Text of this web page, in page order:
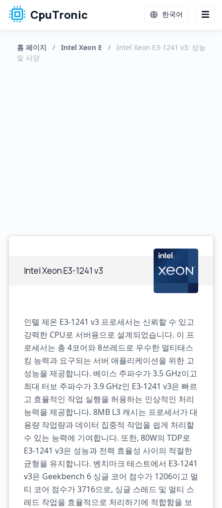
CpuTronic 한국어
홈 페이지 / Intel Xeon E /
Intel Xeon E3-1241 v3: 성능
및 사양
Intel Xeon E3-1241 v3
인텔 제온 E3-1241 v3 프로세서는 신뢰할 수 있고
강력한 CPU로 서버용으로 설계되었습니다. 이 프
로세서는 총 4코어와 8쓰레드로 우수한 멀티태스
킹 능력과 요구되는 서버 애플리케이션을 위한 고
성능을 제공합니다. 베이스 주파수가 3.5 GHz이고
최대 터보 주파수가 3.9 GHz인 E3-1241 v3은 빠르
고 효율적인 작업 실행을 허용하는 인상적인 처리
능력을 제공합니다. 8MB L3 캐시는 프로세서가 대
용량 작업량과 데이터 집중적 작업을 쉽게 처리할
수 있는 능력에 기여합니다. 또한, 80W의 TDP로
E3-1241 v3은 성능과 전력 효율성 사이의 적절한
균형을 유지합니다. 벤치마크 테스트에서 E3-1241
v3은 Geekbench 6 싱글 코어 점수가 1206이고 멀
티 코어 점수가 3716으로, 싱글 스레드 및 멀티 스
레드 작업을 효율적으로 처리하기에 적합함을 보